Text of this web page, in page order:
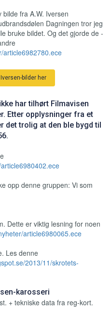
fra A.W. Iversen
Dagningen tror jeg
bruke bildet. Og det gjorde de -
article6982780.ece
bilder her
har tilhørt Filmavisen
Etter opplysninger fra et
det trolig at den ble bygd til
opp denne gruppen: Vi som
Dette er viktig lesning for noen
article6980065.ece
Les denne
2013/11/skrotets-
karosseri
+ tekniske data fra reg-kort.